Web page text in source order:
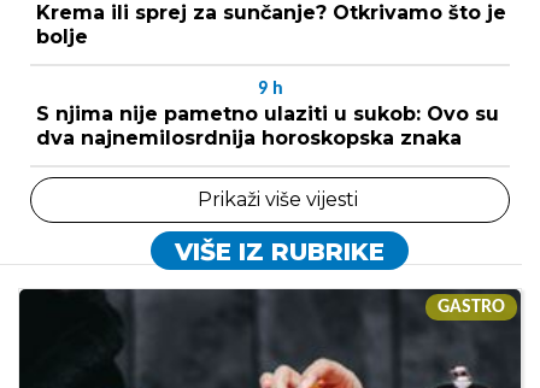
Krema ili sprej za sunčanje? Otkrivamo što je
bolje
9 h
S njima nije pametno ulaziti u sukob: Ovo su
dva najnemilosrdnija horoskopska znaka
Prikaži više vijesti
VIŠE IZ RUBRIKE
GASTRO